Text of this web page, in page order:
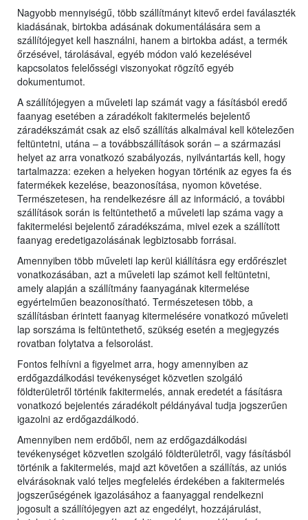
Nagyobb mennyiségű, több szállítmányt kitevő erdei faválaszték
kiadásának, birtokba adásának dokumentálására sem a
szállítójegyet kell használni, hanem a birtokba adást, a termék
őrzésével, tárolásával, egyéb módon való kezelésével
kapcsolatos felelősségi viszonyokat rögzítő egyéb
dokumentumot.
A szállítójegyen a műveleti lap számát vagy a fásításból eredő
faanyag esetében a záradékolt fakitermelés bejelentő
záradékszámát csak az első szállítás alkalmával kell kötelezően
feltüntetni, utána – a továbbszállítások során – a származási
helyet az arra vonatkozó szabályozás, nyilvántartás kell, hogy
tartalmazza: ezeken a helyeken hogyan történik az egyes fa és
fatermékek kezelése, beazonosítása, nyomon követése.
Természetesen, ha rendelkezésre áll az információ, a további
szállítások során is feltüntethető a műveleti lap száma vagy a
fakitermelési bejelentő záradékszáma, mivel ezek a szállított
faanyag eredetigazolásának legbiztosabb forrásai.
Amennyiben több műveleti lap kerül kiállításra egy erdőrészlet
vonatkozásában, azt a műveleti lap számot kell feltüntetni,
amely alapján a szállítmány faanyagának kitermelése
egyértelműen beazonosítható. Természetesen több, a
szállításban érintett faanyag kitermelésére vonatkozó műveleti
lap sorszáma is feltüntethető, szükség esetén a megjegyzés
rovatban folytatva a felsorolást.
Fontos felhívni a figyelmet arra, hogy amennyiben az
erdőgazdálkodási tevékenységet közvetlen szolgáló
földterületről történik fakitermelés, annak eredetét a fásításra
vonatkozó bejelentés záradékolt példányával tudja jogszerűen
igazolni az erdőgazdálkodó.
Amennyiben nem erdőből, nem az erdőgazdálkodási
tevékenységet közvetlen szolgáló földterületről, vagy fásításból
történik a fakitermelés, majd azt követően a szállítás, az uniós
elvárásoknak való teljes megfelelés érdekében a fakitermelés
jogszerűségének igazolásához a faanyaggal rendelkezni
jogosult a szállítójegyen azt az engedélyt, hozzájárulást,